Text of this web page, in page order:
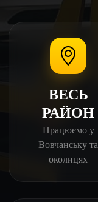
ВЕСЬ
РАЙОН
Працюємо у
Вовчанську та
околицях